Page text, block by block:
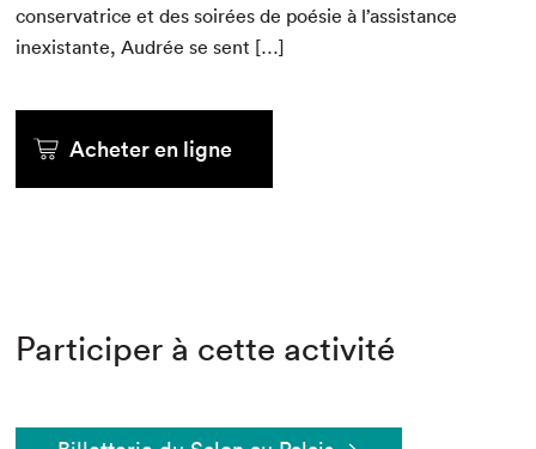
con­ser­va­trice et des soirées de poésie à l’assistance
inex­is­tante, Audrée se sent […]
Acheter en ligne
Participer à cette activité